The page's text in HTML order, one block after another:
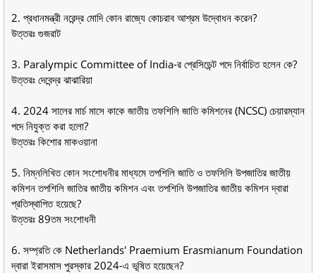
2. প্রধানমন্ত্রী নরেন্দ্র মোদি কোন রাজ্যে কোচরাব আশ্রম উদ্বোধন করেন?
উত্তরঃ গুজরাট
3. Paralympic Committee of India-র প্রেসিডেন্ট পদে নির্বাচিত হলেন কে?
উত্তরঃ দেবেন্দ্র ঝাঝারিয়া
4. 2024 সালের মার্চ মাসে কাকে জাতীয় তফশিলি জাতি কমিশনের (NCSC) চেয়ারম্যান
পদে নিযুক্ত করা হলো?
উত্তরঃ কিশোর মাকওয়ানা
5. নিম্নলিখিত কোন সংশোধনীর মাধ্যমে তপশিলি জাতি ও তফসিলি উপজাতির জাতীয়
কমিশন তপশিলি জাতির জাতীয় কমিশন এবং তপশিলি উপজাতির জাতীয় কমিশন দ্বারা
প্রতিস্থাপিত হয়েছে?
উত্তরঃ 89তম সংশোধনী
6. সম্প্রতি কে Netherlands' Praemium Erasmianum Foundation
দ্বারা ইরাসমাস পুরস্কার 2024-এ ভূষিত হয়েছেন?